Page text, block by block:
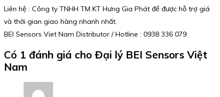
Liên hệ : Công ty TNHH TM KT Hưng Gia Phát để được hỗ trợ giá
và thời gian giao hàng nhanh nhất.
BEI Sensors Viet Nam Distributor / Hotline : 0938 336 079
Có 1 đánh giá cho Đại lý BEI Sensors Việt
Nam